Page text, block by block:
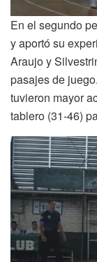
En el segundo
y aportó su
Araujo y
pasajes de
tuvieron mayor
tablero (31-46)